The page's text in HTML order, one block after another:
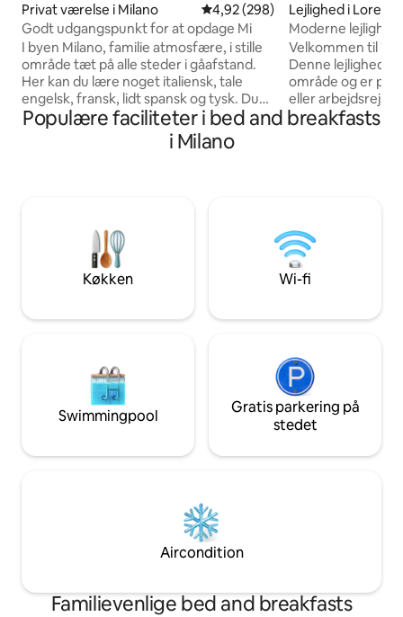
Privat værelse i Milano 4,92 ud af 5 i gennemsnitlig
4,92 (298)
Godt udgangspunkt for at opdage Mi
I byen Milano, familie atmosfære, i stille
område tæt på alle steder i gåafstand.
Her kan du lære noget italiensk, tale
engelsk, fransk, lidt spansk og tysk. Du
kan leje en cykel og starte din opdagelse
af byen på en anden måde uden at
vente på offentlig transport og undgå
tilbyder en god morgenmad, der er
inkluderet, og hvis du ønsker, og lad os
vide på forhånd, kan vi levere middag for
10 euro. Der er også restauranter,
flyver til Linate lufthavn, der er en bus,
Lejlighed i Loreto
Moderne
Velkommen til
Denne lejlighed
område og er
eller arbejdsrejse. - Bolig: Passer
komfortabelt til 1-
omkring: En kort gåtur fra
minutter med
Populære faciliteter i bed and breakfasts
i Milano
Køkken Wi-fi
Swimmingpool
Gratis parkering på
stedet
Aircondition
Familievenlige bed and breakfasts